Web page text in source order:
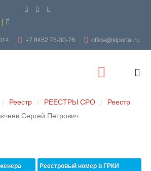
|
+7 8452 75-30-76 office@kiportal.ru
/ Реестр / РЕЕСТРЫ СРО / Реестр
Сергей Петрович
Реестровый номер в ГРКИ